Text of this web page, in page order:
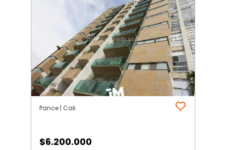
Pance | Cali
$6.200.000